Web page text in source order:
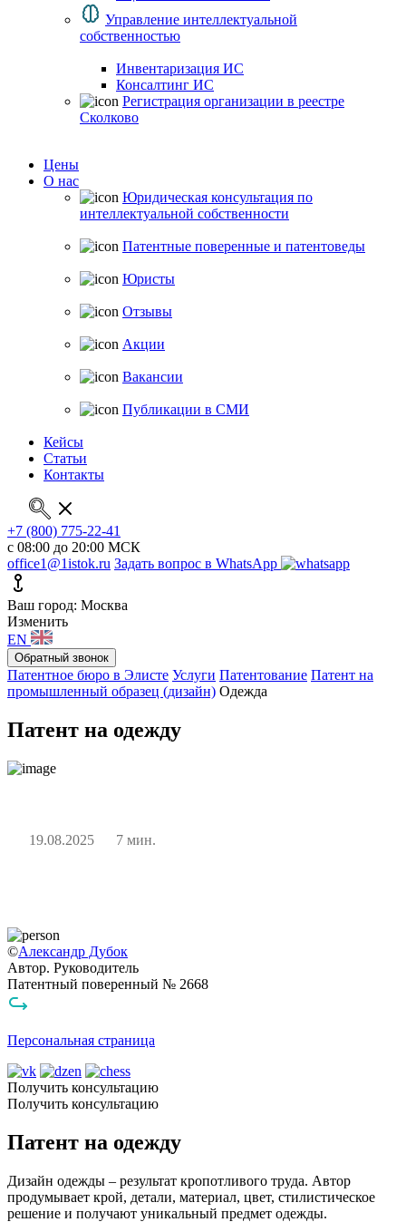
Управление интеллектуальной
собственностью
Инвентаризация ИС
Консалтинг ИС
Регистрация организации в реестре
Сколково
Цены
О нас
Юридическая консультация по
интеллектуальной собственности
Патентные поверенные и патентоведы
Юристы
Отзывы
Акции
Вакансии
Публикации в СМИ
Кейсы
Статьи
Контакты
+7 (800) 775-22-41
с 08:00 до 20:00 МСК
office1@1istok.ru Задать вопрос в WhatsApp
Ваш город: Москва
Изменить
EN
Обратный звонок
Патентное бюро в Элисте Услуги Патентование Патент на
промышленный образец (дизайн) Одежда
Патент на одежду
19.08.2025 7 мин.
©Александр Дубок
Автор. Руководитель
Патентный поверенный № 2668
Персональная страница
Получить консультацию
Получить консультацию
Патент на одежду
Дизайн одежды – результат кропотливого труда. Автор
продумывает крой, детали, материал, цвет, стилистическое
решение и получают уникальный предмет одежды.